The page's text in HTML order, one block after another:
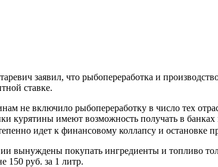
заявил, что рыбопереработка и
ставке.
не включило рыбопереработку в число тех
курятины имеют возможность получать в
идет к финансовому коллапсу и остановке
вынуждены покупать ингредиенты и топливо
150 руб. за 1 литр.